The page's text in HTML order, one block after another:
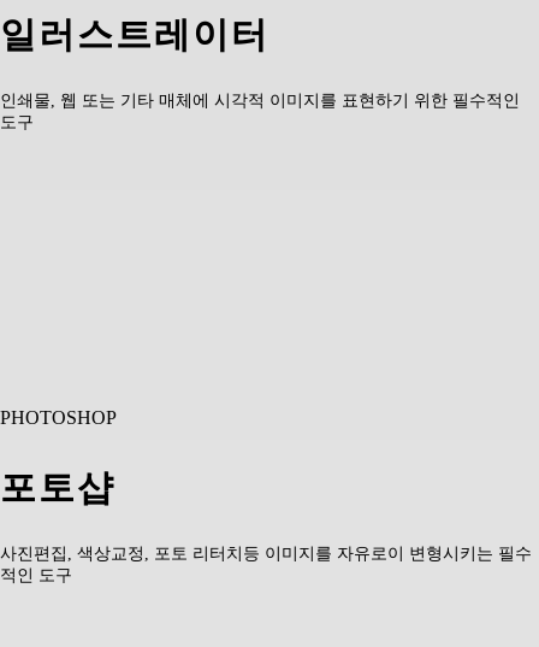
일러스트레이터
인쇄물, 웹 또는 기타 매체에 시각적 이미지를 표현하기 위한 필수적인
도구
PHOTOSHOP
포토샵
사진편집, 색상교정, 포토 리터치등 이미지를 자유로이 변형시키는 필수
적인 도구